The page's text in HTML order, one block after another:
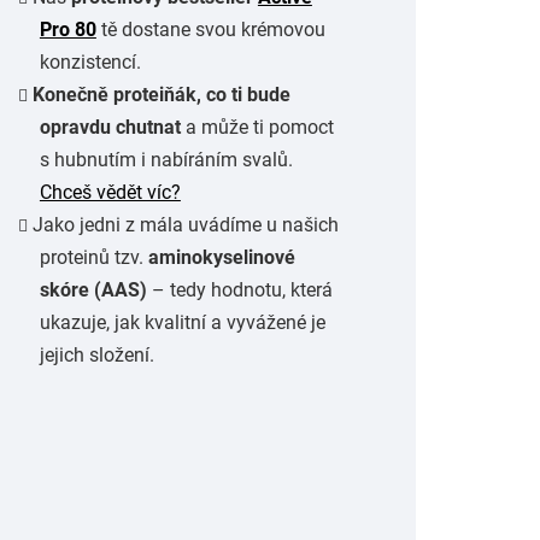
Pro 80tě dostane svou krémovou
konzistencí.
Konečně proteiňák, co ti bude
opravdu chutnata může ti pomoct
s hubnutím i nabíráním svalů.
Chceš vědět víc?
Jako jedni z mála uvádíme u našich
proteinů tzv. aminokyselinové
skóre (AAS) – tedy hodnotu, která
ukazuje, jak kvalitní a vyvážené je
jejich složení.